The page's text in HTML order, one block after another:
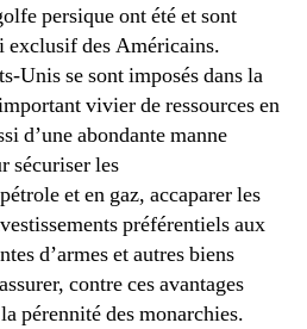
persique ont été et sont
exclusif des Américains.
Unis se sont imposés dans la
vivier de ressources en
d’une abondante manne
sécuriser les
et en gaz, accaparer les
préférentiels aux
d’armes et autres biens
contre ces avantages
pérennité des monarchies.